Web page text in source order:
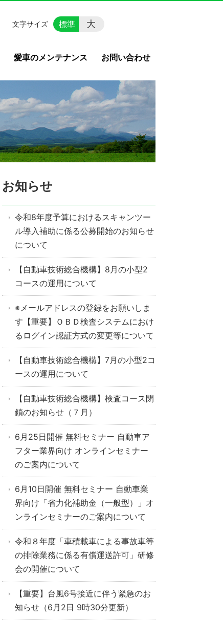
愛車のメンテナンス お問い合わせ
文字サイズ 標準 大
お知らせ
令和8年度予算におけるスキャンツー
ル導入補助に係る公募開始のお知らせ
について
【自動車技術総合機構】8月の小型2
コースの運用について
※メールアドレスの登録をお願いしま
す【重要】ＯＢＤ検査システムにおけ
るログイン認証方式の変更等について
【自動車技術総合機構】7月の小型2コ
ースの運用について
【自動車技術総合機構】検査コース閉
鎖のお知らせ（７月）
6月25日開催 無料セミナー 自動車ア
フター業界向け オンラインセミナー
のご案内について
6月10日開催 無料セミナー 自動車業
界向け「省力化補助金（一般型）」オ
ンラインセミナーのご案内について
令和８年度「車積載車による事故車等
の排除業務に係る有償運送許可」研修
会の開催について
【重要】台風6号接近に伴う緊急のお
知らせ（6月2日 9時30分更新）